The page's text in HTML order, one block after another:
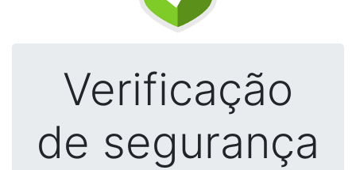
Verificação
de segurança